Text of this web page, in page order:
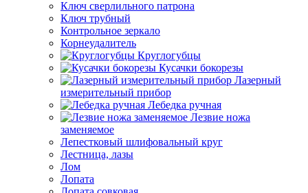
Ключ сверлильного патрона
Ключ трубный
Контрольное зеркало
Корнеудалитель
Круглогубцы
Кусачки бокорезы
Лазерный
измерительный прибор
Лебедка ручная
Лезвие ножа
заменяемое
Лепестковый шлифовальный круг
Лестница, лазы
Лом
Лопата